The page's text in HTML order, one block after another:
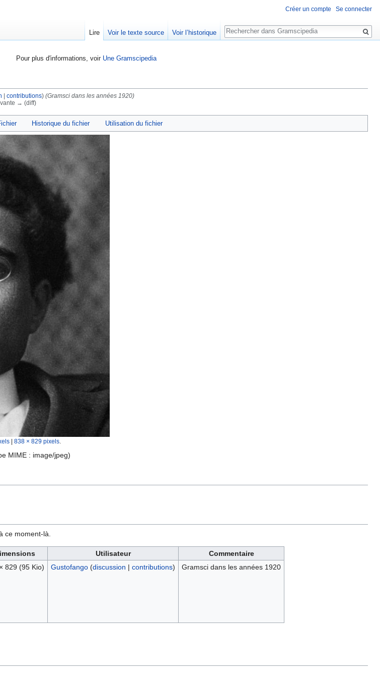
Pour plus d'informations, voir Une Gramscipedia
contributions) (Gramsci dans les années 1920)
→ (diff)
Historique du fichier Utilisation du fichier
838 × 829 pixels
MIME : image/jpeg)
ce moment-là.
Utilisateur
Commentaire
829 (95 Kio) Gustofango (discussion | contributions) Gramsci dans les années 1920
Créer un compte Se connecter
Lire Voir le texte source Voir l’historique
Rechercher